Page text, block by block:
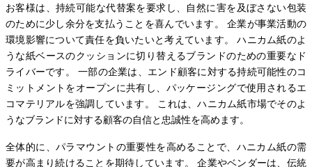
お客様は、持続可能な代替案を要求し、自然に害を及ぼさない包装
のために少し余分を支払うことを喜んでいます。 企業が事業活動の
環境影響について責任を負いたいと考えています。 ハニカム紙のよ
うな紙ベースのクッションに切り替えるブランドのための重要なド
ライバーです。 一部の企業は、エンド顧客に対する持続可能性のコ
ミットメントをオープンに共有し、パッケージングで使用されるエ
コマテリアルを強調しています。 これは、ハニカム紙市場でそのよ
うなブランドに対する顧客の自信と忠誠性を高めます。
全体的に、パラマウントの重要性を高めることで、ハニカム紙の需
要が高まり続けることを期待しています。 企業やベンダーは、伝統